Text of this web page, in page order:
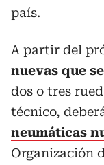
país.
A partir del
nuevas que
dos o tres
técnico,
neumáticas
Organización